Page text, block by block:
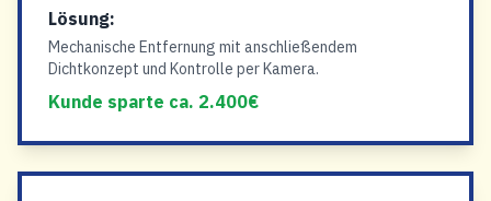
Lösung:
Mechanische Entfernung mit anschließendem
Dichtkonzept und Kontrolle per Kamera.
Kunde sparte ca. 2.400€